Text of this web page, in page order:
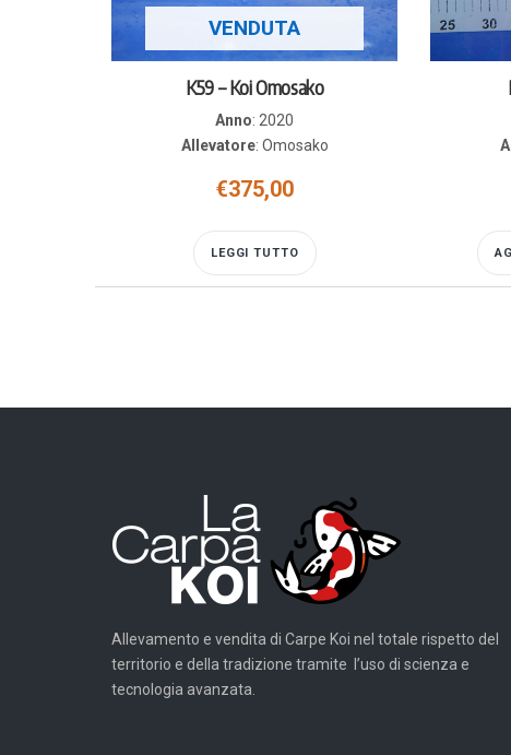
VENDUTA
K59 – Koi Omosako
Anno:2020
Allevatore: Omosako
€375,00
LEGGI TUTTO
Allevamento e vendita di Carpe Koi nel totale rispetto del
territorio e della tradizione tramite l’uso di scienza e
tecnologia avanzata.